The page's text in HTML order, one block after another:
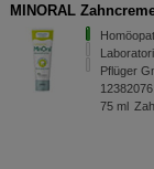
MINORAL
Pflüger
12382076
75 ml